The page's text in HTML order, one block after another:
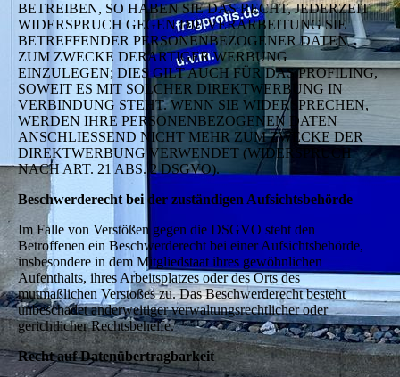
BETREIBEN, SO HABEN SIE DAS RECHT, JEDERZEIT
WIDERSPRUCH GEGEN DIE VERARBEITUNG SIE
BETREFFENDER PERSONENBEZOGENER DATEN
ZUM ZWECKE DERARTIGER WERBUNG
EINZULEGEN; DIES GILT AUCH FÜR DAS PROFILING,
SOWEIT ES MIT SOLCHER DIREKTWERBUNG IN
VERBINDUNG STEHT. WENN SIE WIDERSPRECHEN,
WERDEN IHRE PERSONENBEZOGENEN DATEN
ANSCHLIESSEND NICHT MEHR ZUM ZWECKE DER
DIREKTWERBUNG VERWENDET (WIDERSPRUCH
NACH ART. 21 ABS. 2 DSGVO).
Beschwerderecht bei der zuständigen Aufsichtsbehörde
Im Falle von Verstößen gegen die DSGVO steht den
Betroffenen ein Beschwerderecht bei einer Aufsichtsbehörde,
insbesondere in dem Mitgliedstaat ihres gewöhnlichen
Aufenthalts, ihres Arbeitsplatzes oder des Orts des
mutmaßlichen Verstoßes zu. Das Beschwerderecht besteht
unbeschadet anderweitiger verwaltungsrechtlicher oder
gerichtlicher Rechtsbehelfe.
Recht auf Datenübertragbarkeit